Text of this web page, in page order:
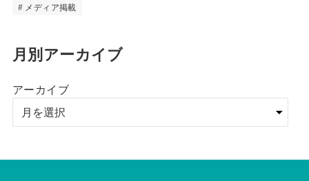
メディア掲載
月別アーカイブ
アーカイブ